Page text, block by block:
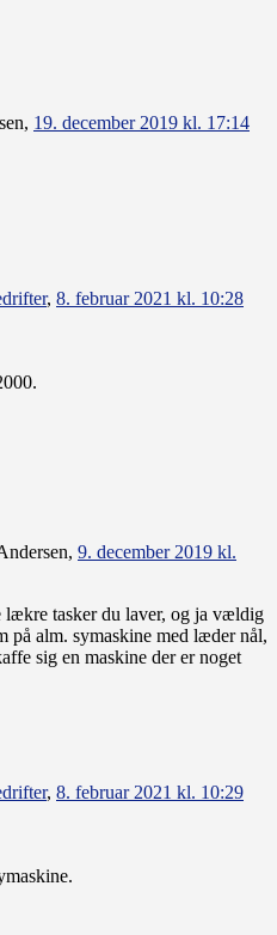
, 19. december 2019 kl. 17:14
, 8. februar 2021 kl. 10:28
, 9. december 2019 kl.
lækre tasker du laver, og ja vældig
på alm. symaskine med læder nål,
sig en maskine der er noget
, 8. februar 2021 kl. 10:29